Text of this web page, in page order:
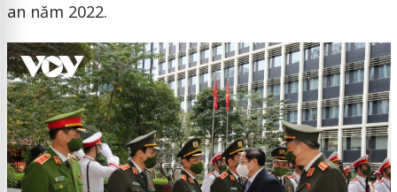
an năm 2022.